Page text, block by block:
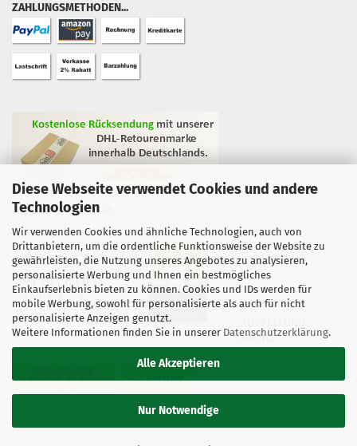
Diese Webseite verwendet Cookies und andere
Technologien
Wir verwenden Cookies und ähnliche Technologien, auch von
Drittanbietern, um die ordentliche Funktionsweise der Website zu
gewährleisten, die Nutzung unseres Angebotes zu analysieren,
personalisierte Werbung und Ihnen ein bestmögliches
Einkaufserlebnis bieten zu können. Cookies und IDs werden für
mobile Werbung, sowohl für personalisierte als auch für nicht
personalisierte Anzeigen genutzt.
Weitere Informationen finden Sie in unserer Datenschutzerklärung.
Alle Akzeptieren
Nur Notwendige
ZAHLUNGSMETHODEN...
GEPRÜFTE QUALITÄT...
DURCH...